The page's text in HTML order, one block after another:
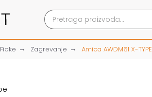
Fioke Zagrevanje Amica AWDM6I X-TYPE